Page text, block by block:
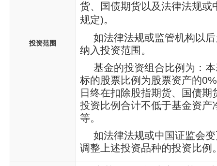
投资范围
货、国债期货以及法律法规
规定)。
如法律法规或监管机构以
纳入投资范围。
基金的投资组合比例为：
标的股票比例为股票资产的
日终在扣除股指期货、国债
投资比例合计不低于基金资
等。
如法律法规或中国证监会
调整上述投资品种的投资比例